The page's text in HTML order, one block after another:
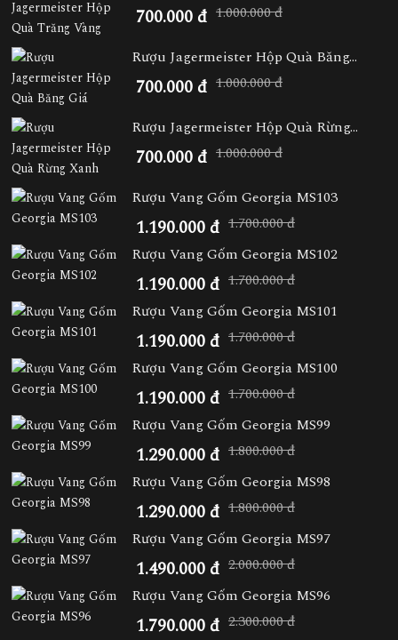
700.000 đ 1.000.000 đ
Rượu Jagermeister Hộp Quà Băng...
700.000 đ 1.000.000 đ
Rượu Jagermeister Hộp Quà Rừng...
700.000 đ 1.000.000 đ
Rượu Vang Gốm Georgia MS103
1.190.000 đ 1.700.000 đ
Rượu Vang Gốm Georgia MS102
1.190.000 đ 1.700.000 đ
Rượu Vang Gốm Georgia MS101
1.190.000 đ 1.700.000 đ
Rượu Vang Gốm Georgia MS100
1.190.000 đ 1.700.000 đ
Rượu Vang Gốm Georgia MS99
1.290.000 đ 1.800.000 đ
Rượu Vang Gốm Georgia MS98
1.290.000 đ 1.800.000 đ
Rượu Vang Gốm Georgia MS97
1.490.000 đ 2.000.000 đ
Rượu Vang Gốm Georgia MS96
1.790.000 đ 2.300.000 đ